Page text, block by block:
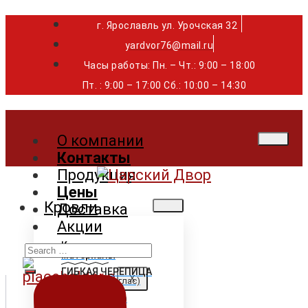
г. Ярославль ул. Урочская 32 ⁣⁣⁣⁣
yardvor76@mail.ru
Часы работы: Пн. – Чт.: 9:00 – 18:00
Пт. : 9:00 – 17:00 Сб.: 10:00 – 14:30
О компании
Контакты
Продукция
Цены
Доставка
Акции
X
Кровли
Кровельные
материалы
ГИБКАЯ ЧЕРЕПИЦА
Shinglas (Шинглас)
Tegola (Тегола)
Search
for: